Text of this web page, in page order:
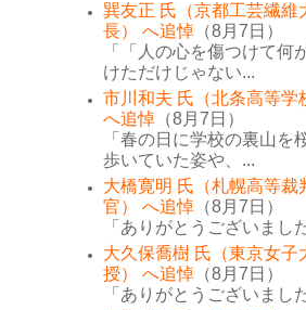
巽友正 氏（京都工芸繊維
長） へ追悼 （8月7日）
「「人の心を傷つけて何
けただけじゃない...
市川和夫 氏（北条高等学
へ追悼 （8月7日）
「春の日に学校の裏山を
歩いていた姿や、...
大橋寛明 氏（札幌高等裁
官） へ追悼 （8月7日）
「ありがとうございまし
大久保喬樹 氏（東京女子
授） へ追悼 （8月7日）
「ありがとうございまし